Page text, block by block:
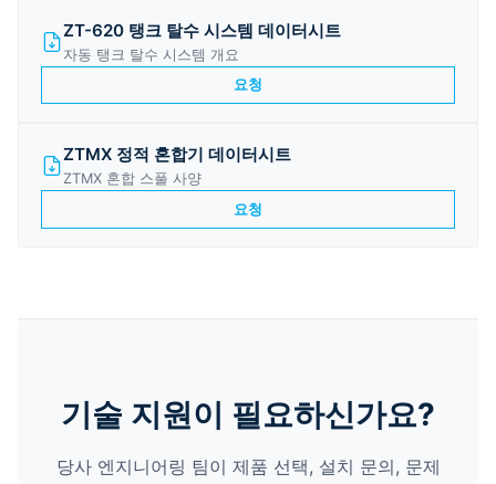
ZT-620 탱크 탈수 시스템 데이터시트
자동 탱크 탈수 시스템 개요
요청
ZTMX 정적 혼합기 데이터시트
ZTMX 혼합 스풀 사양
요청
기술 지원이 필요하신가요?
당사 엔지니어링 팀이 제품 선택, 설치 문의, 문제